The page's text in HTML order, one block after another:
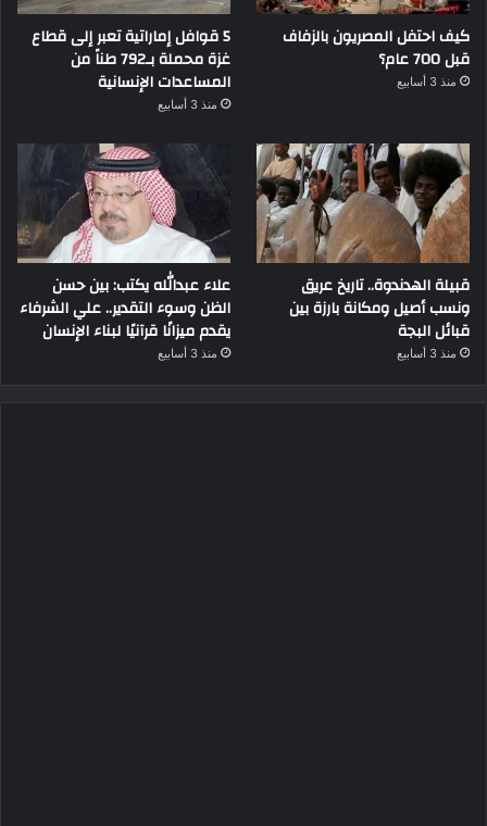
كيف احتفل المصريون بالزفاف
قبل 700 عام؟
منذ 3 أسابيع
5 قوافل إماراتية تعبر إلى قطاع
غزة محملة بـ792 طناً من
المساعدات الإنسانية
منذ 3 أسابيع
قبيلة الهدندوة.. تاريخ عريق
ونسب أصيل ومكانة بارزة بين
قبائل البجة
منذ 3 أسابيع
علاء عبدالله يكتب: بين حسن
الظن وسوء التقدير.. علي الشرفاء
يقدم ميزانًا قرآنيًا لبناء الإنسان
منذ 3 أسابيع